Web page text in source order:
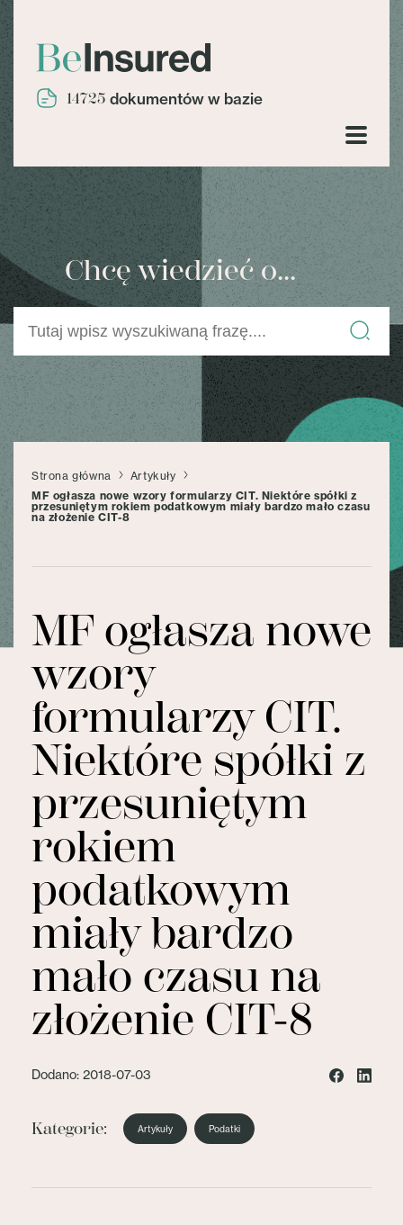
14725 dokumentów w bazie
Chcę wiedzieć o...
Strona główna
Artykuły
MF ogłasza nowe wzory formularzy CIT. Niektóre spółki z
przesuniętym rokiem podatkowym miały bardzo mało czasu
na złożenie CIT-8
MF ogłasza nowe
wzory
formularzy CIT.
Niektóre spółki z
przesuniętym
rokiem
podatkowym
miały bardzo
mało czasu na
złożenie CIT-8
Dodano: 2018-07-03
Kategorie: Artykuły Podatki